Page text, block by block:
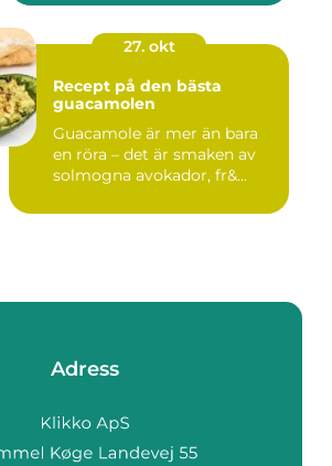
27. okt
Recept på den bästa
guacamolen
Guacamole är mer än bara
en röra – det är smaken av
solmogna avokador, fr&...
Adress